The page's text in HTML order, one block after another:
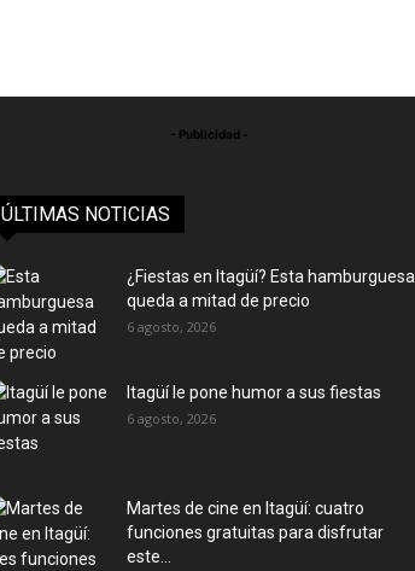
- Publicidad -
ÚLTIMAS NOTICIAS
¿Fiestas en Itagüí? Esta hamburguesa
queda a mitad de precio
6 agosto, 2026
Itagüí le pone humor a sus fiestas
6 agosto, 2026
Martes de cine en Itagüí: cuatro
funciones gratuitas para disfrutar
este...